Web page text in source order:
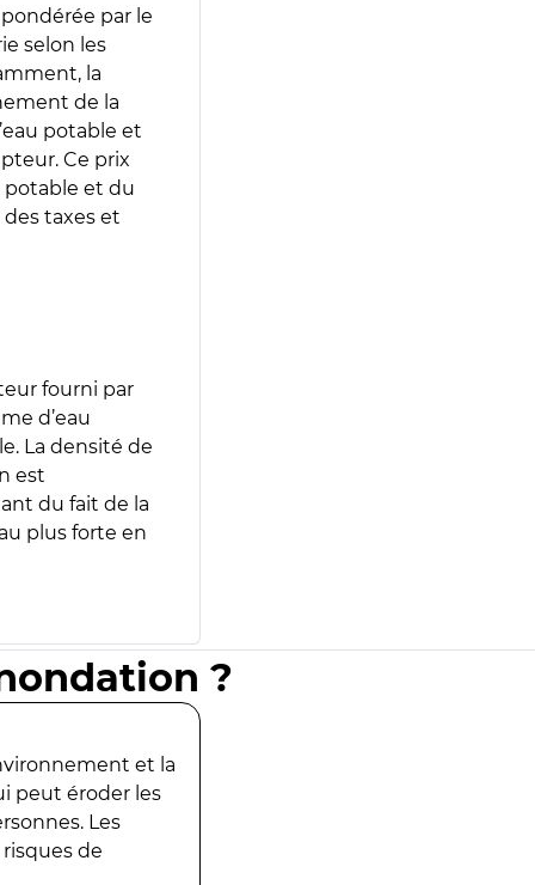
par le
selon les
la
de la
potable et
Ce prix
potable et du
taxes et
fourni par
d’eau
La densité de
est
du fait de la
plus forte en
?
et la
peut éroder les
Les
de